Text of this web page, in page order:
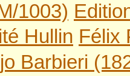
1003)
Hullin Félix
Barbieri